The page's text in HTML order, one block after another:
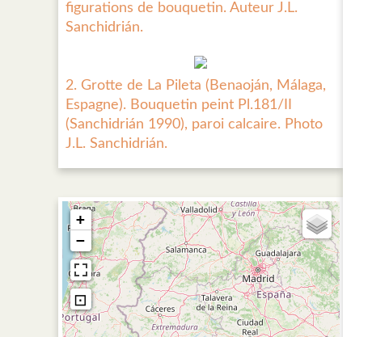
figurations de bouquetin. Auteur J.L.
Sanchidrián.
2. Grotte de La Pileta (Benaoján, Málaga,
Espagne). Bouquetin peint Pl.181/II
(Sanchidrián 1990), paroi calcaire. Photo
J.L. Sanchidrián.
+
−
⊡